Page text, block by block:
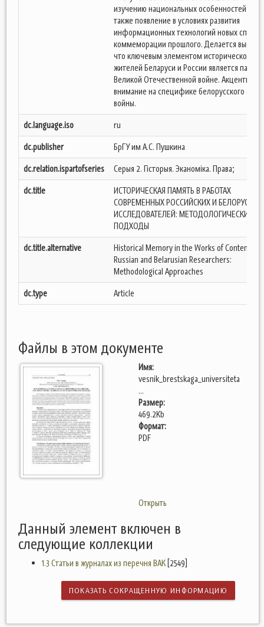
изучению национальных особенностей
также появление в условиях развития
информационных технологий новых
коммеморации прошлого. Делается вывод
что ключевым элементом исторической
жителей Беларуси и России является
Великой Отечественной войне.
внимание на специфике белорусского
войны.
dc.language.iso
ru
dc.publisher
БрГУ им А.С. Пушкина
dc.relation.ispartofseries
Серыя 2. Гісторыя. Эканоміка. Права;
dc.title
ИСТОРИЧЕСКАЯ ПАМЯТЬ В РАБОТАХ
СОВРЕМЕННЫХ РОССИЙСКИХ И
ИССЛЕДОВАТЕЛЕЙ: МЕТОДОЛОГИЧЕСКИЕ
ПОДХОДЫ
dc.title.alternative
Historical Memory in the Works of
Russian and Belarusian Researchers:
Methodological Approaches
dc.type
Article
Файлы в этом документе
Имя:
vesnik_brestskaga_universiteta
...
Размер:
469.2Kb
Формат:
PDF
Открыть
Данный элемент включен в
следующие коллекции
1.3 Статьи в журналах из перечня ВАК [2549]
ПОКАЗАТЬ СОКРАЩЕННУЮ ИНФОРМАЦИЮ